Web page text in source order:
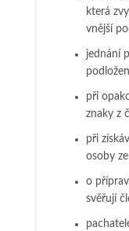
která
vnější
jed­nání
při
znaky z
při
osoby
o
svěřují